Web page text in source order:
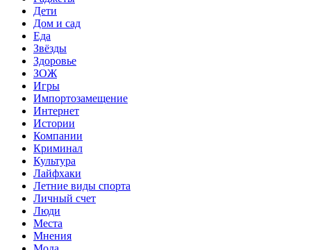
Дети
Дом и сад
Еда
Звёзды
Здоровье
ЗОЖ
Игры
Импортозамещение
Интернет
Истории
Компании
Криминал
Культура
Лайфхаки
Летние виды спорта
Личный счет
Люди
Места
Мнения